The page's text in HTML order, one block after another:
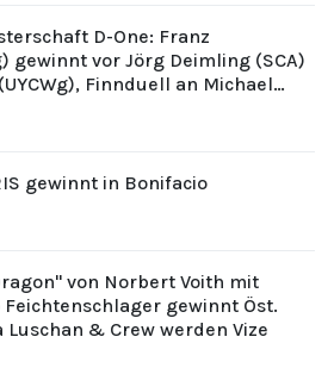
D-One: Franz
gewinnt vor Jörg Deimling (SCA)
Finnduell an Michael
gewinnt in Bonifacio
von Norbert Voith mit
gewinnt Öst.
& Crew werden Vize